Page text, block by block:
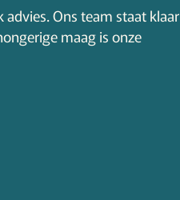
Ons team staat klaar
maag is onze